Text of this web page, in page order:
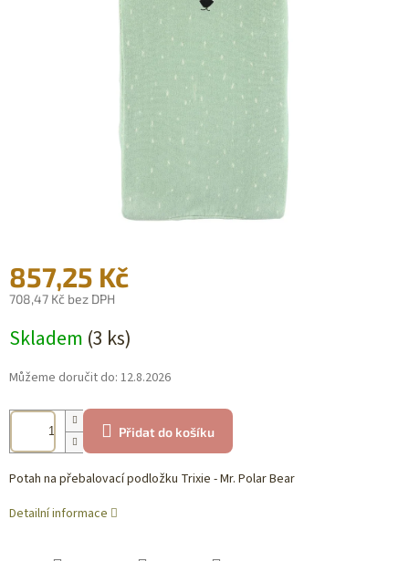
857,25 Kč
708,47 Kč bez DPH
cena:
Skladem (3 ks)
Můžeme doručit do: 12.8.2026
Přidat do košíku
Potah na přebalovací podložku Trixie - Mr. Polar Bear
Detailní informace